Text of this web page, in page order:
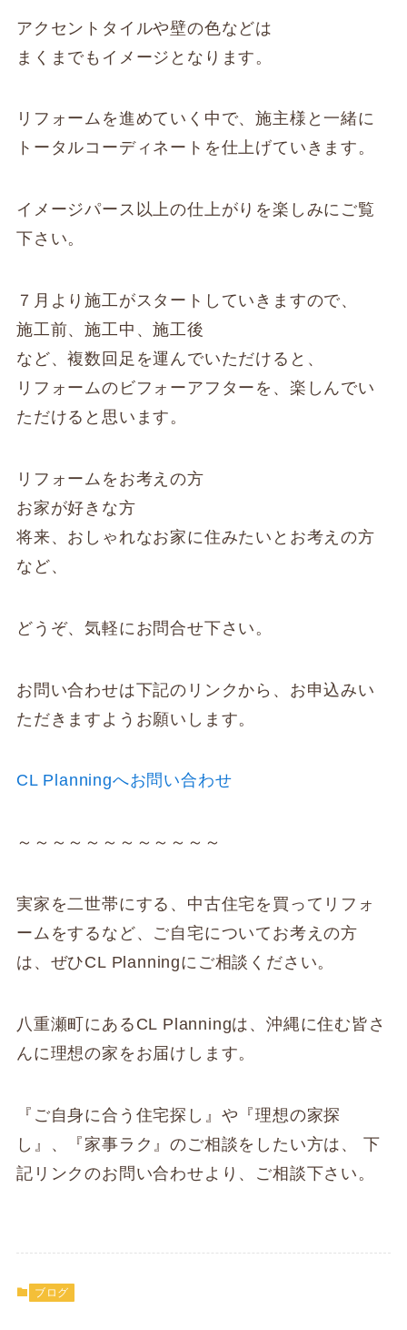
アクセントタイルや壁の色などは
まくまでもイメージとなります。
リフォームを進めていく中で、施主様と一緒に
トータルコーディネートを仕上げていきます。
イメージパース以上の仕上がりを楽しみにご覧
下さい。
７月より施工がスタートしていきますので、
施工前、施工中、施工後
など、複数回足を運んでいただけると、
リフォームのビフォーアフターを、楽しんでい
ただけると思います。
リフォームをお考えの方
お家が好きな方
将来、おしゃれなお家に住みたいとお考えの方
など、
どうぞ、気軽にお問合せ下さい。
お問い合わせは下記のリンクから、お申込みい
ただきますようお願いします。
CL Planningへお問い合わせ
～～～～～～～～～～～～
実家を二世帯にする、中古住宅を買ってリフォ
ームをするなど、ご自宅についてお考えの方
は、ぜひCL Planningにご相談ください。
八重瀬町にあるCL Planningは、沖縄に住む皆さ
んに理想の家をお届けします。
『ご自身に合う住宅探し』や『理想の家探
し』、『家事ラク』のご相談をしたい方は、 下
記リンクのお問い合わせより、ご相談下さい。
ブログ